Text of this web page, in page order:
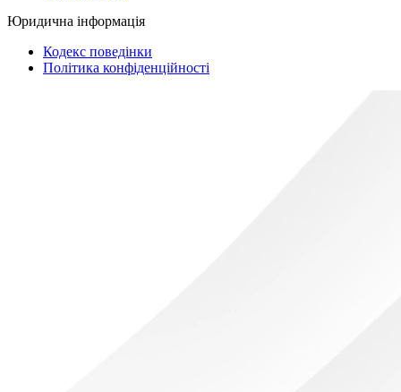
Юридична інформація
Кодекс поведінки
Політика конфіденційності